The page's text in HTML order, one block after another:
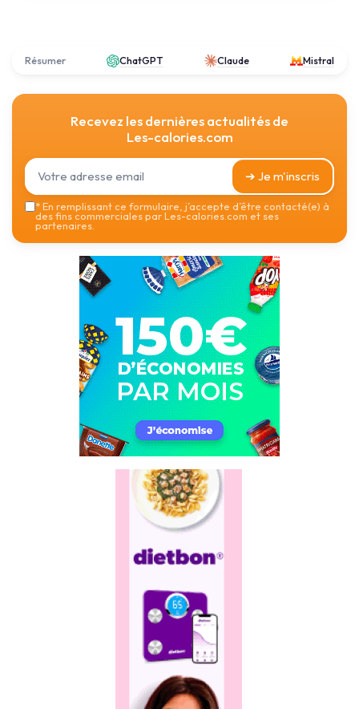
Résumer ChatGPT Claude Mistral
Recevez les dernières actualités de
Les-calories.com
➔ Je m'inscris
*En remplissant ce formulaire, j’accepte d’être contacté(e) à
des fins commerciales par Les-calories.com et ses
partenaires.